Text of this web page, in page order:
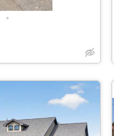
•